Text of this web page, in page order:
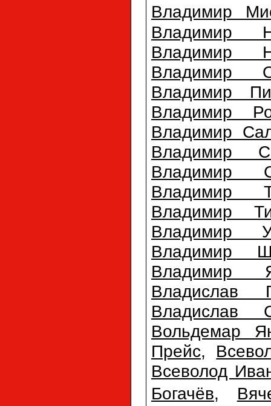
Владимир
Владимир
Владимир
Владимир
Владимир
Владимир
Владимир
Владимир
Владимир
Владимир
Владимир
Владимир
Владимир
Владимир
Владислав
Владислав
Вольдемар
Прейс,
Всеволод
Богачёв,